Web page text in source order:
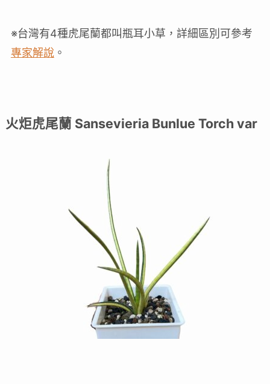
※台灣有4種虎尾蘭都叫瓶耳小草，詳細區別可參考
專家解說。
火炬虎尾蘭 Sansevieria Bunlue Torch var